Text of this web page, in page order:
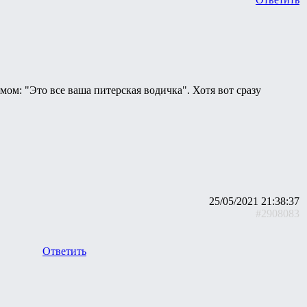
"Это все ваша питерская водичка". Хотя вот сразу
25/05/2021 21:38:37
#2908083
Ответить